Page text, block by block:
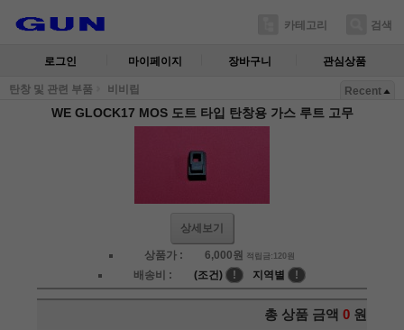
카테고리 검색
로그인 마이페이지 장바구니 관심상품
탄창 및 관련 부품 비비립 Recent
WE GLOCK17 MOS 도트 타입 탄창용 가스 루트 고무
상세보기
상품가 : 6,000원 적립금:120원
배송비 : (조건) ! 지역별 !
총 상품 금액 0 원